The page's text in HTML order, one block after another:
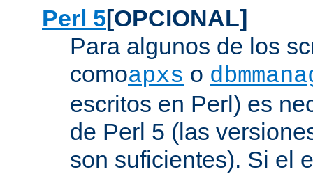
Perl 5[OPCIONAL]
Para algunos de los
comoapxs o
escritos en Perl) es
de Perl 5 (las
son suficientes). Si el